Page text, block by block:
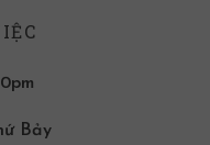
Bảy